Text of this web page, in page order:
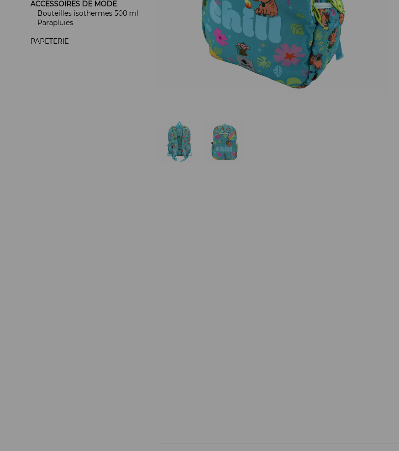
ACCESSOIRES DE MODE
Bouteilles isothermes 500 ml
Parapluies
PAPETERIE